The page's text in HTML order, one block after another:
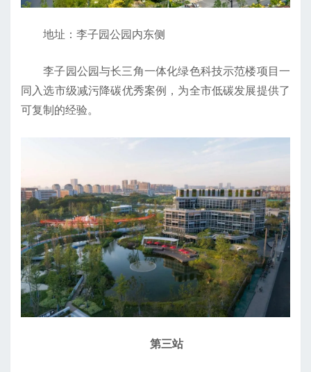
地址：李子园公园内东侧
李子园公园与长三角一体化绿色科技示范楼项目一
同入选市级减污降碳优秀案例，为全市低碳发展提供了
可复制的经验。
第三站